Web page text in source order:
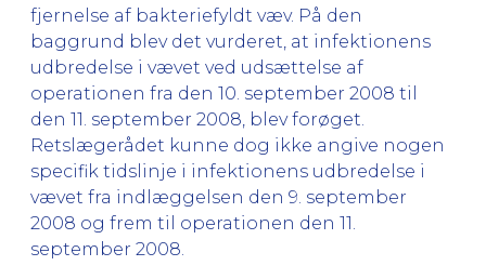
fjernelse af bakteriefyldt væv. På den
baggrund blev det vurderet, at infektionens
udbredelse i vævet ved udsættelse af
operationen fra den 10. september 2008 til
den 11. september 2008, blev forøget.
Retslægerådet kunne dog ikke angive nogen
specifik tidslinje i infektionens udbredelse i
vævet fra indlæggelsen den 9. september
2008 og frem til operationen den 11.
september 2008.